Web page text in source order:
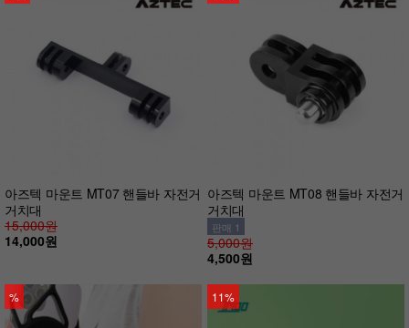
아즈텍 마운트 MT07 핸들바 자전거
거치대
15,000원
14,000원
아즈텍 마운트 MT08 핸들바 자전거
거치대
판매 1
5,000원
4,500원
% 11%